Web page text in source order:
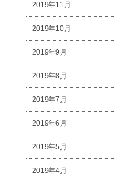
2019年11月
2019年10月
2019年9月
2019年8月
2019年7月
2019年6月
2019年5月
2019年4月